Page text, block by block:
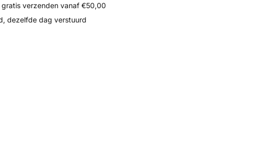
gratis verzenden vanaf €50,00
dezelfde dag verstuurd